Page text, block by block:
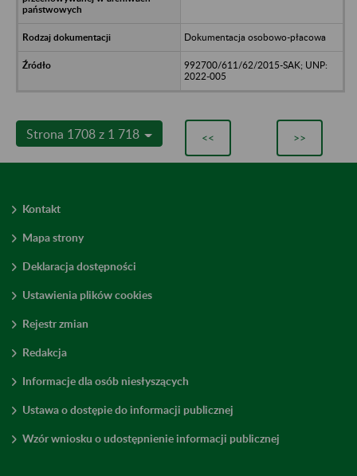
Dokumentacja osobowo-płacowa
992700/611/62/2015-SAK; UNP:
2022-005
Strona 1708 z 1 718 << >>
Kontakt
Mapa strony
Deklaracja dostępności
Ustawienia plików cookies
Rejestr zmian
Redakcja
Informacje dla osób niesłyszących
Ustawa o dostępie do informacji publicznej
Wzór wniosku o udostępnienie informacji publicznej